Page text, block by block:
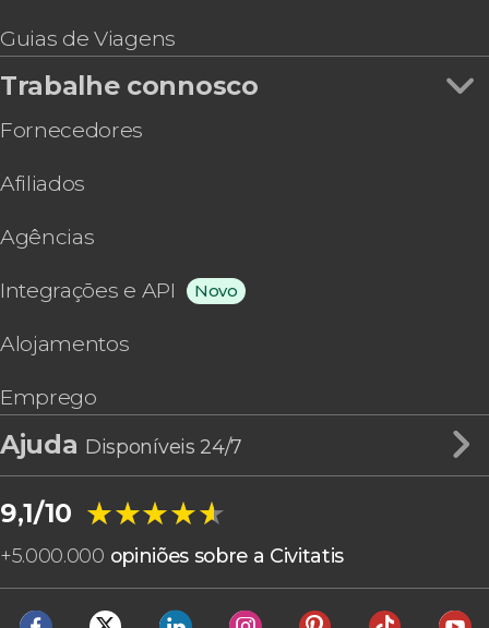
Guias de Viagens
Trabalhe connosco
Fornecedores
Afiliados
Agências
Integrações e API Novo
Alojamentos
Emprego
Ajuda Disponíveis 24/7
9,1/10 ★★★★★
★★★★★
+5.000.000 opiniões sobre a Civitatis